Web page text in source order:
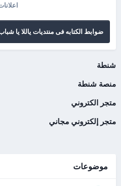
اعلانات
ضوابط الكتابه فى منتديات ياللا يا شباب
شنطة
منصة شنطة
متجر الكتروني
متجر إلكتروني مجاني
موضوعات